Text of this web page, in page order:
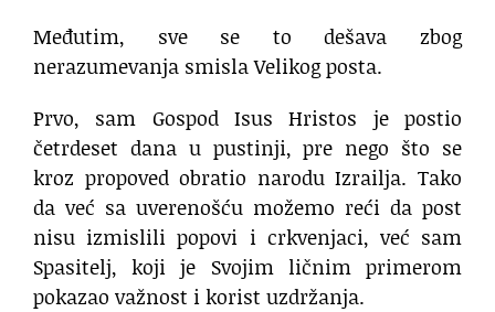
Međutim, sve se to dešava zbog
nerazumevanja smisla Velikog posta.
Prvo, sam Gospod Isus Hristos je postio
četrdeset dana u pustinji, pre nego što se
kroz propoved obratio narodu Izrailja. Tako
da već sa uverenošću možemo reći da post
nisu izmislili popovi i crkvenjaci, već sam
Spasitelj, koji je Svojim ličnim primerom
pokazao važnost i korist uzdržanja.